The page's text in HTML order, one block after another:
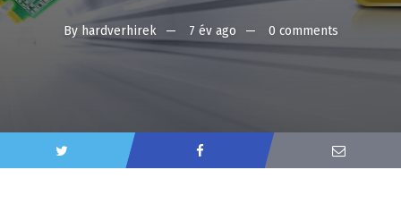
By hardverhirek 7 év ago 0 comments